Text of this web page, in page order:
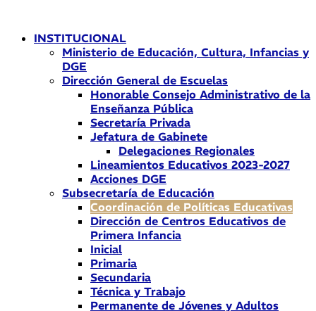
contenidoINSTITUCIONAL
Ministerio de Educación, Cultura, Infancias y
DGE
Dirección General de Escuelas
Honorable Consejo Administrativo de la
Enseñanza Pública
Secretaría Privada
Jefatura de Gabinete
Delegaciones Regionales
Lineamientos Educativos 2023-2027
Acciones DGE
Subsecretaría de Educación
Coordinación de Políticas Educativas
Dirección de Centros Educativos de
Primera Infancia
Inicial
Primaria
Secundaria
Técnica y Trabajo
Permanente de Jóvenes y Adultos